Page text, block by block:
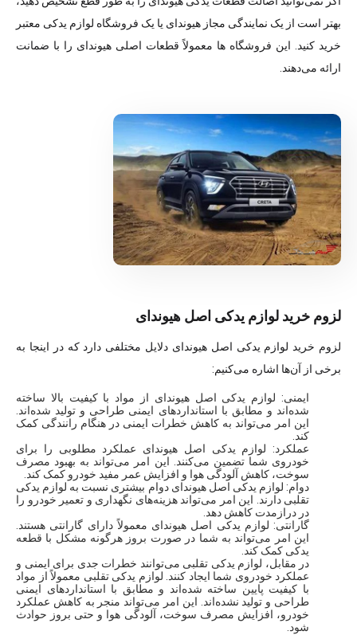
بهتر است از یک نمایندگی مجاز هیوندای یا یک فروشگاه لوازم یدکی معتبر
خرید کنید. این فروشگاه ها معمولاً قطعات اصلی هیوندای را با ضمانت
ارائه می‌دهند.
لزوم خرید لوازم یدکی اصل هیوندای
لزوم خرید لوازم یدکی اصل هیوندای دلایل مختلفی دارد که در اینجا به
برخی از آن‌ها اشاره می‌کنیم:
ایمنی: لوازم یدکی اصل هیوندای از مواد با کیفیت بالا ساخته
شده‌اند و مطابق با استانداردهای ایمنی طراحی و تولید شده‌اند.
این امر می‌تواند به کاهش خطرات ایمنی در هنگام رانندگی کمک
کند.
عملکرد: لوازم یدکی اصل هیوندای عملکرد مطلوبی را برای
خودروی شما تضمین می‌کنند. این امر می‌تواند به بهبود مصرف
سوخت، کاهش آلودگی هوا و افزایش عمر مفید خودرو کمک کند.
دوام: لوازم یدکی اصل هیوندای دوام بیشتری نسبت به لوازم یدکی
تقلبی دارند. این امر می‌تواند هزینه‌های نگهداری و تعمیر خودرو را
در درازمدت کاهش دهد.
گارانتی: لوازم یدکی اصل هیوندای معمولاً دارای گارانتی هستند.
این امر می‌تواند به شما در صورت بروز هرگونه مشکل با قطعه
یدکی کمک کند.
در مقابل، لوازم یدکی تقلبی می‌توانند خطرات جدی برای ایمنی و
عملکرد خودروی شما ایجاد کنند. لوازم یدکی تقلبی معمولاً از مواد
با کیفیت پایین ساخته شده‌اند و مطابق با استانداردهای ایمنی
طراحی و تولید نشده‌اند. این امر می‌تواند منجر به کاهش عملکرد
خودرو، افزایش مصرف سوخت، آلودگی هوا و حتی بروز حوادث
شود.